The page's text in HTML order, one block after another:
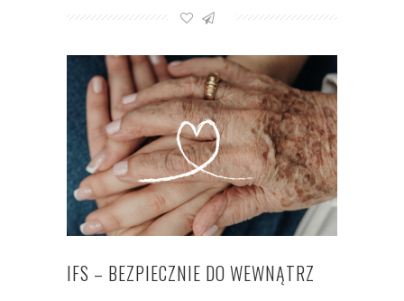
IFS – BEZPIECZNIE DO WEWNĄTRZ